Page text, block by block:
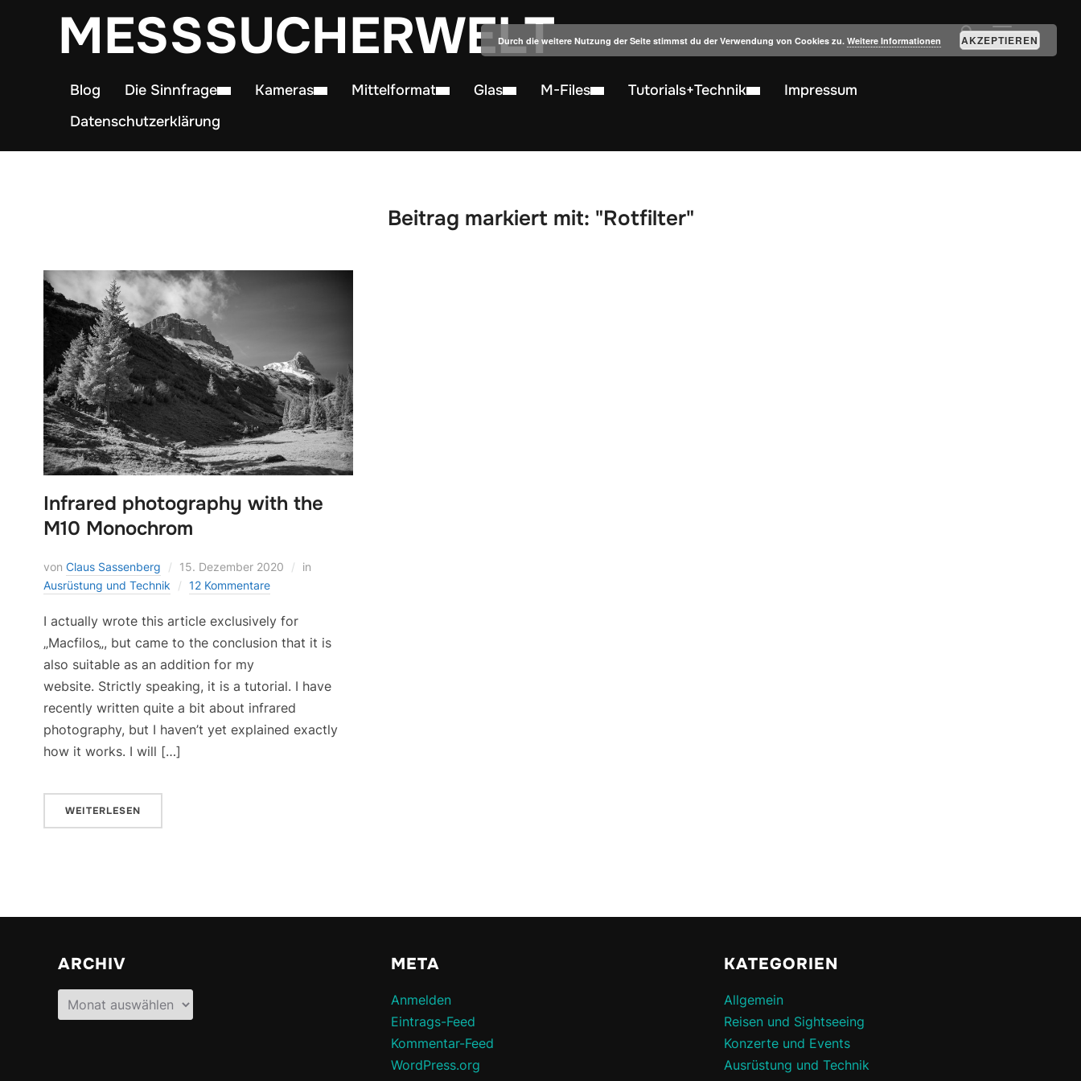
MESSSUCHERWELT
Blog Die Sinnfrage Kameras Mittelformat Glas M-Files Tutorials+Technik
Impressum
Datenschutzerklärung
Beitrag markiert mit: "Rotfilter"
Infrared photography with the
M10 Monochrom
von Claus Sassenberg 15. Dezember 2020
in
Ausrüstung und Technik
12 Kommentare
I actually wrote this article exclusively for
„Macfilos„, but came to the conclusion that it is
also suitable as an addition for my
website. Strictly speaking, it is a tutorial. I have
recently written quite a bit about infrared
photography, but I haven’t yet explained exactly
how it works. I will […]
WEITERLESEN
ARCHIV
Archiv
META
Anmelden
Eintrags-Feed
Kommentar-Feed
WordPress.org
KATEGORIEN
Allgemein
Reisen und Sightseeing
Konzerte und Events
Ausrüstung und Technik
Durch die weitere Nutzung der Seite stimmst du der Verwendung von Cookies zu. Weitere Informationen AKZEPTIEREN